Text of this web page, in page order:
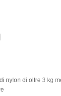
nylon di oltre 3 kg